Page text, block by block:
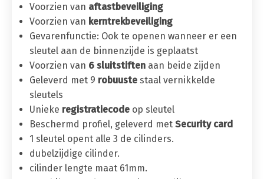
Voorzien van aftastbeveiliging
Voorzien van kerntrekbeveiliging
Gevarenfunctie: Ook te openen wanneer er een
sleutel aan de binnenzijde is geplaatst
Voorzien van 6 sluitstiften aan beide zijden
Geleverd met 9 robuuste staal vernikkelde
sleutels
Unieke registratiecode op sleutel
Beschermd profiel, geleverd met Security card
1 sleutel opent alle 3 de cilinders.
dubelzijdige cilinder.
cilinder lengte maat 61mm.